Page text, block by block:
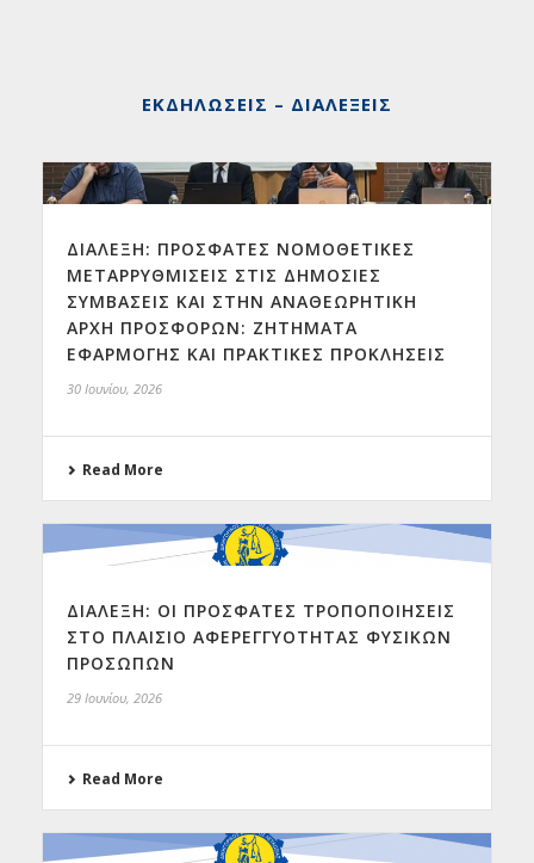
ΕΚΔΗΛΏΣΕΙΣ – ΔΙΑΛΈΞΕΙΣ
ΔΙΑΛΕΞΗ: ΠΡΟΣΦΑΤΕΣ ΝΟΜΟΘΕΤΙΚΕΣ
ΜΕΤΑΡΡΥΘΜΙΣΕΙΣ ΣΤΙΣ ΔΗΜΟΣΙΕΣ
ΣΥΜΒΑΣΕΙΣ ΚΑΙ ΣΤΗΝ ΑΝΑΘΕΩΡΗΤΙΚΗ
ΑΡΧΗ ΠΡΟΣΦΟΡΩΝ: ΖΗΤΗΜΑΤΑ
ΕΦΑΡΜΟΓΗΣ ΚΑΙ ΠΡΑΚΤΙΚΕΣ ΠΡΟΚΛΗΣΕΙΣ
30 Ιουνίου, 2026
Read More
ΔΙΑΛΕΞΗ: ΟΙ ΠΡΟΣΦΑΤΕΣ ΤΡΟΠΟΠΟΙΗΣΕΙΣ
ΣΤΟ ΠΛΑΙΣΙΟ ΑΦΕΡΕΓΓΥΟΤΗΤΑΣ ΦΥΣΙΚΩΝ
ΠΡΟΣΩΠΩΝ
29 Ιουνίου, 2026
Read More